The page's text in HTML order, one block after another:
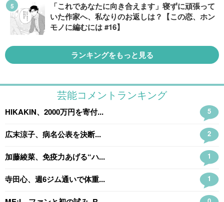
「これであなたに向き合えます」寝ずに頑張って
いた作家へ、私なりのお返しは？【この恋、ホン
モノに編むには #16】
ランキングをもっと見る